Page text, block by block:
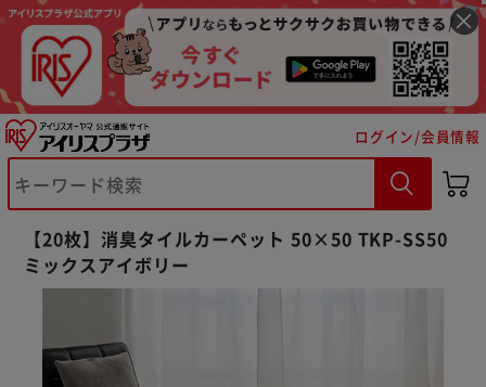
ログイン/会員情報
【20枚】消臭タイルカーペット 50×50 TKP-SS50
ミックスアイボリー